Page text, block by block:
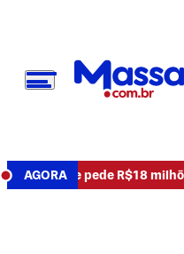
AGORA
abusos e pede R$18 milhões